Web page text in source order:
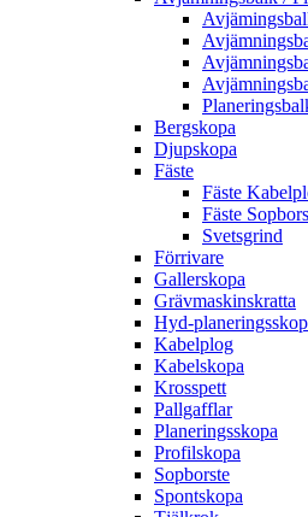
Berg­skopa
Djup­skopa
Fäste
Fäste
Fäste
Svets­grind
Förrivare
Galler­skopa
Gräv­maskins­kratta
Hyd­-
Kabel­plog
Kabel­skopa
Kros­spett
Pallgafflar
Planerings­skopa
Profil­skopa
Sop­borste
Spont­skopa